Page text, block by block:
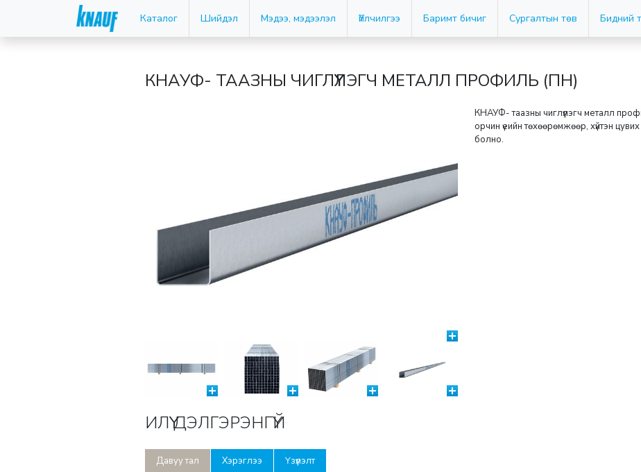
Каталог Шийдэл Мэдээ, мэдээлэл Үйлчилгээ Баримт бичиг Сургалтын төв Бидний
КНАУФ- ТААЗНЫ ЧИГЛҮҮЛЭГЧ МЕТАЛЛ ПРОФИЛЬ (ПН)
КНАУФ- таазны чиглүүлэгч металл
орчин үеийн төхөөрөмжөөр, хүйтэн
болно.
ИЛҮҮ ДЭЛГЭРЭНГҮЙ
Давуу тал Хэрэглээ Үзүүлэлт